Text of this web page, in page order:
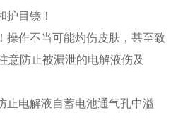
护目镜！
操作不当可能灼伤皮肤，甚至致
意防止被漏泄的电解液伤及
止电解液自蓄电池通气孔中溢